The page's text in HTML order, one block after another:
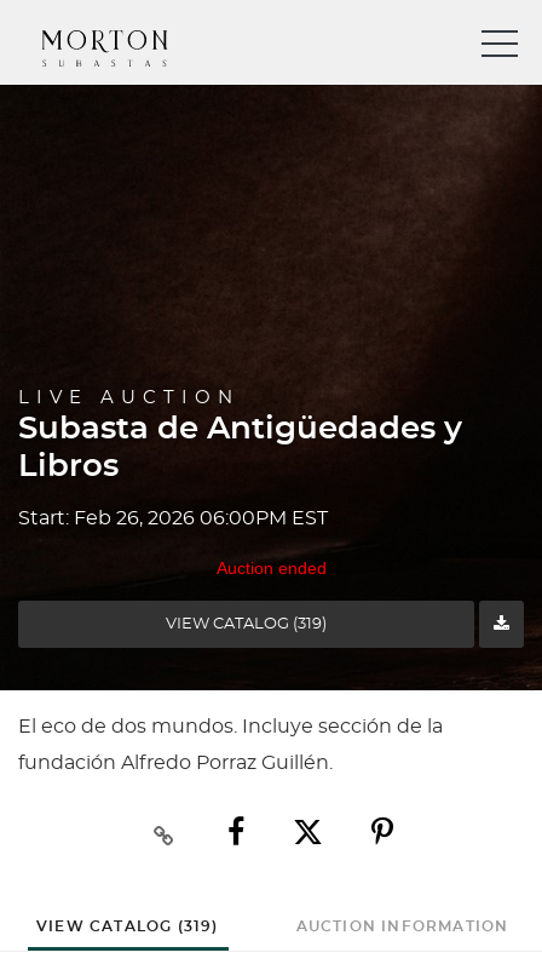
LIVE AUCTION
Subasta de Antigüedades y
Libros
Start: Feb 26, 2026 06:00PM EST
Auction ended
VIEW CATALOG (319)
El eco de dos mundos. Incluye sección de la
fundación Alfredo Porraz Guillén.
VIEW CATALOG (319) AUCTION INFORMATION